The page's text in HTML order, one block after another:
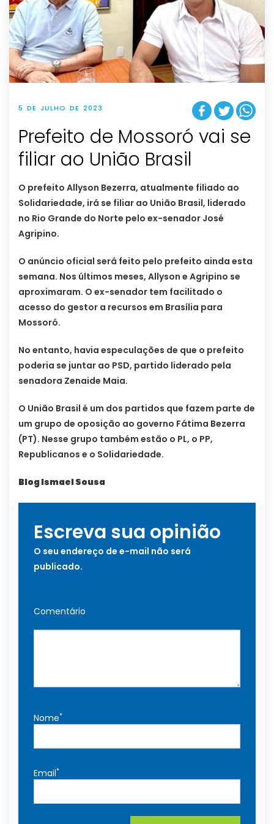
5 DE JULHO DE 2023
Prefeito de Mossoró vai se
filiar ao União Brasil
O prefeito Allyson Bezerra, atualmente filiado ao
Solidariedade, irá se filiar ao União Brasil, liderado
no Rio Grande do Norte pelo ex-senador José
Agripino.
O anúncio oficial será feito pelo prefeito ainda esta
semana. Nos últimos meses, Allyson e Agripino se
aproximaram. O ex-senador tem facilitado o
acesso do gestor a recursos em Brasília para
Mossoró.
No entanto, havia especulações de que o prefeito
poderia se juntar ao PSD, partido liderado pela
senadora Zenaide Maia.
O União Brasil é um dos partidos que fazem parte de
um grupo de oposição ao governo Fátima Bezerra
(PT). Nesse grupo também estão o PL, o PP,
Republicanos e o Solidariedade.
Blog Ismael Sousa
Escreva sua opinião
O seu endereço de e-mail não será
publicado.
Comentário
Nome*
Email*